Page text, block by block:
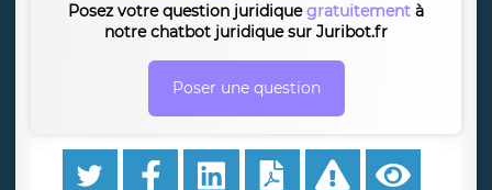
Posez votre question juridiquegratuitement à
notre chatbot juridique sur Juribot.fr
Poser une question